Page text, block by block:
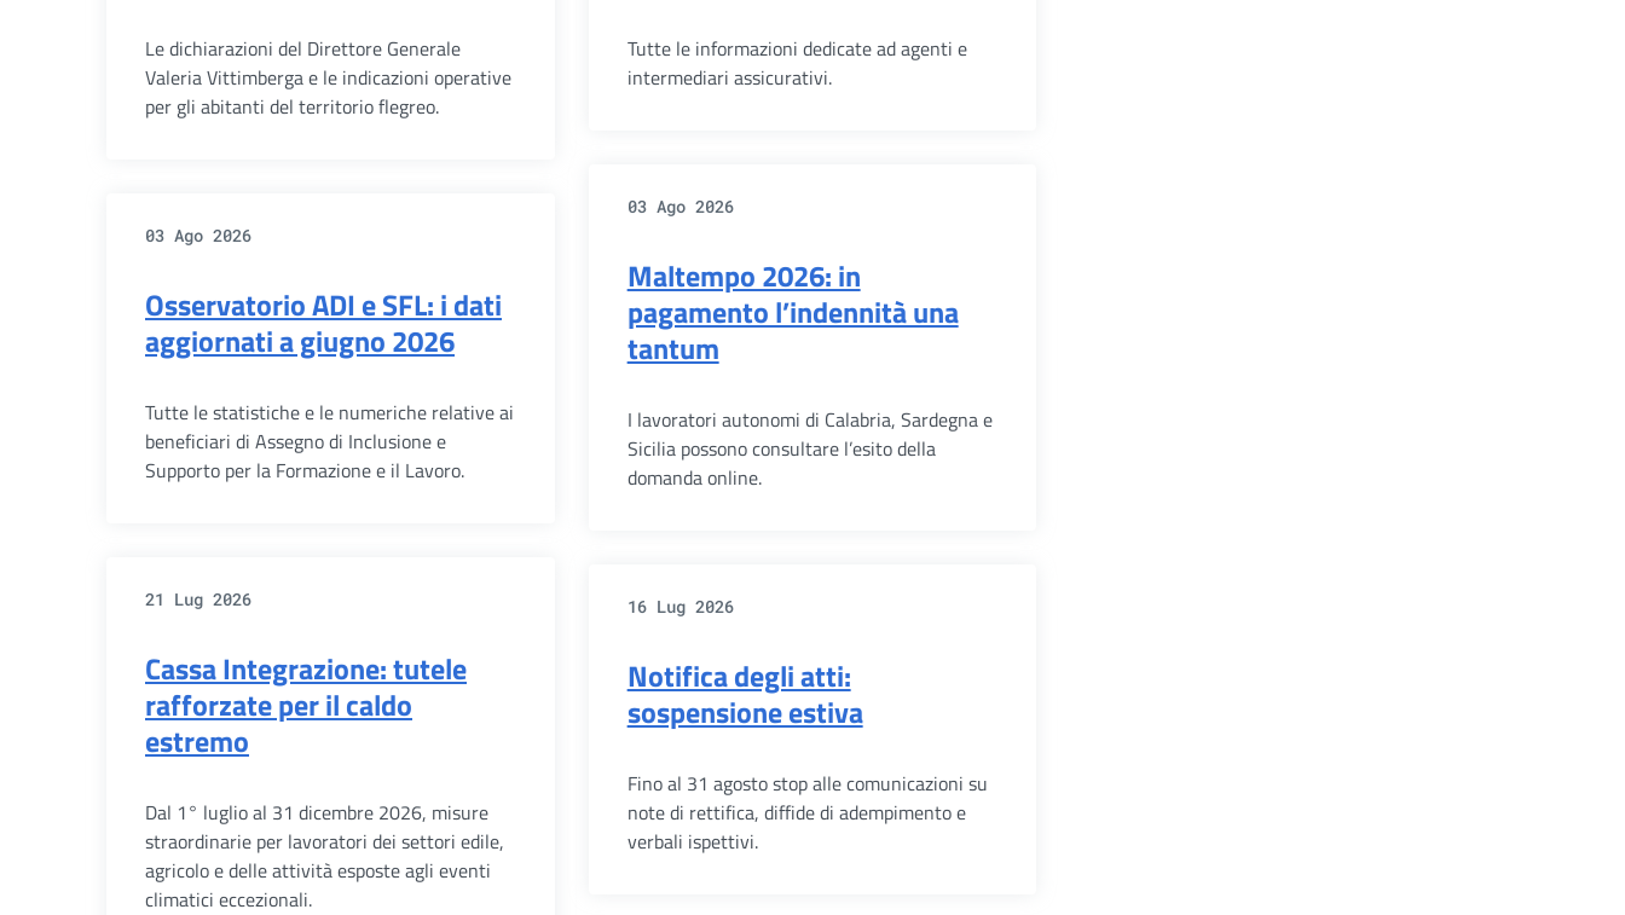
Le dichiarazioni del Direttore Generale
Valeria Vittimberga e le indicazioni operative
per gli abitanti del territorio flegreo.
Tutte le informazioni dedicate ad agenti e
intermediari assicurativi.
03 Ago 2026
Osservatorio ADI e SFL: i dati
aggiornati a giugno 2026
Tutte le statistiche e le numeriche relative ai
beneficiari di Assegno di Inclusione e
Supporto per la Formazione e il Lavoro.
03 Ago 2026
Maltempo 2026: in
pagamento l’indennità una
tantum
I lavoratori autonomi di Calabria, Sardegna e
Sicilia possono consultare l’esito della
domanda online.
21 Lug 2026
Cassa Integrazione: tutele
rafforzate per il caldo
estremo
Dal 1° luglio al 31 dicembre 2026, misure
straordinarie per lavoratori dei settori edile,
agricolo e delle attività esposte agli eventi
climatici eccezionali.
16 Lug 2026
Notifica degli atti:
sospensione estiva
Fino al 31 agosto stop alle comunicazioni su
note di rettifica, diffide di adempimento e
verbali ispettivi.